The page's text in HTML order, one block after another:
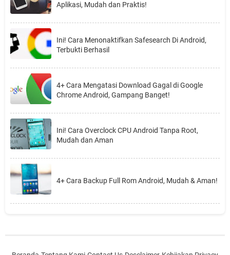
Aplikasi, Mudah dan Praktis!
Ini! Cara Menonaktifkan Safesearch Di Android,
Terbukti Berhasil
4+ Cara Mengatasi Download Gagal di Google
Chrome Android, Gampang Banget!
Ini! Cara Overclock CPU Android Tanpa Root,
Mudah dan Aman
4+ Cara Backup Full Rom Android, Mudah & Aman!